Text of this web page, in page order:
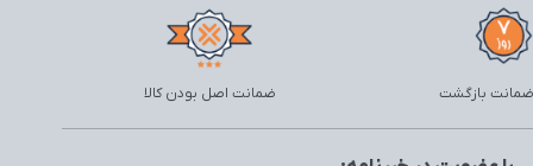
ضمانت اصل بودن کالا